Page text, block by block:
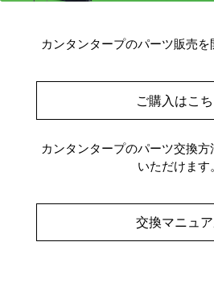
カンタンタープのパーツ販売を
ご購入はこ
カンタンタープのパーツ交換
いただけます
交換マニュ